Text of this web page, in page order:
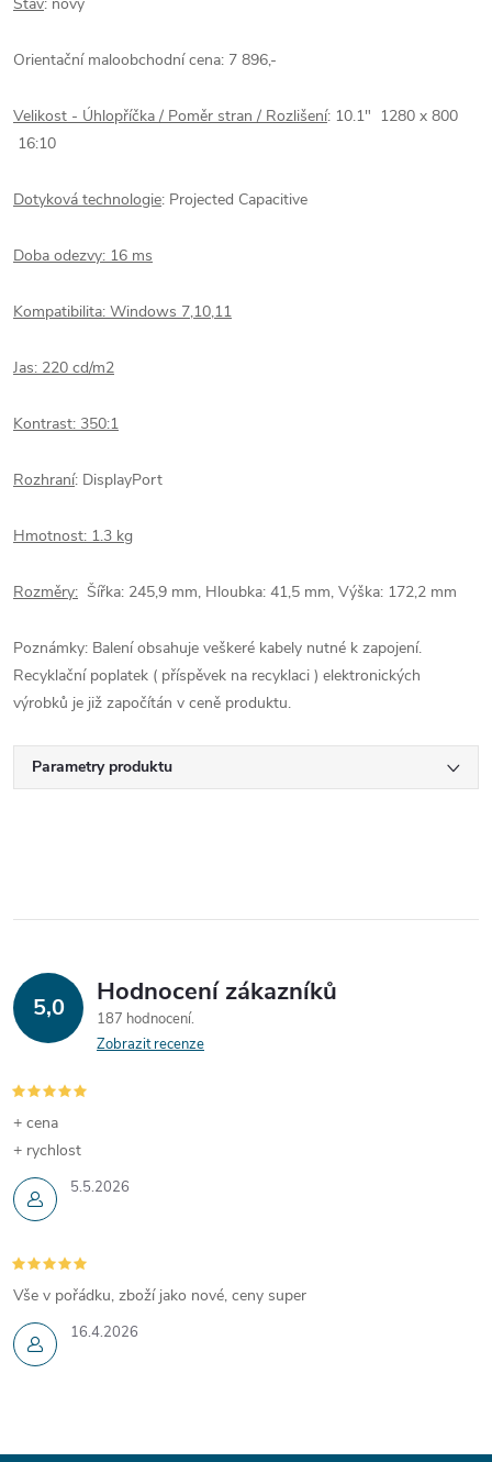
Orientační maloobchodní cena: 7 896,-
Velikost - Úhlopříčka / Poměr stran / Rozlišení: 10.1" 1280 x 800
16:10
Dotyková technologie: Projected Capacitive
Doba odezvy: 16 ms
Kompatibilita: Windows 7,10,11
Jas: 220 cd/m2
Kontrast: 350:1
Rozhraní: DisplayPort
Hmotnost: 1.3 kg
Rozměry: Šířka: 245,9 mm, Hloubka: 41,5 mm, Výška: 172,2 mm
Poznámky: Balení obsahuje veškeré kabely nutné k zapojení.
Recyklační poplatek ( příspěvek na recyklaci ) elektronických
výrobků je již započítán v ceně produktu.
Parametry produktu
5,0 Hodnocení zákazníků
187 hodnocení
Zobrazit recenze
5.5.2026
+ cena
+ rychlost
16.4.2026
Vše v pořádku, zboží jako nové, ceny super